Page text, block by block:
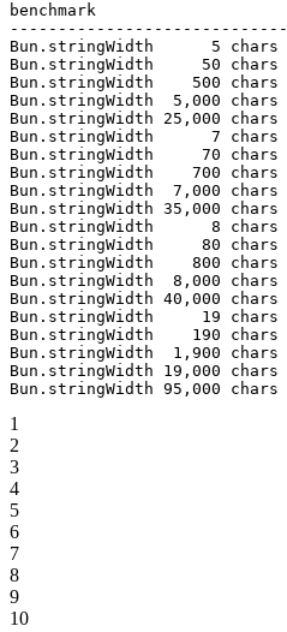
benchmark
Bun.stringWidth
      5
chars
Bun.stringWidth
     50
chars
Bun.stringWidth
    500
chars
Bun.stringWidth
  5,000
chars
Bun.stringWidth 25,000 chars
Bun.stringWidth
      7
chars
Bun.stringWidth
     70
chars
Bun.stringWidth
    700
chars
Bun.stringWidth
  7,000
chars
Bun.stringWidth 35,000 chars
Bun.stringWidth
      8
chars
Bun.stringWidth
     80
chars
Bun.stringWidth
    800
chars
Bun.stringWidth
  8,000
chars
Bun.stringWidth 40,000 chars
Bun.stringWidth
     19
chars
Bun.stringWidth
    190
chars
Bun.stringWidth
  1,900
chars
Bun.stringWidth 19,000 chars
Bun.stringWidth 95,000 chars
1
2
3
4
5
6
7
8
9
10